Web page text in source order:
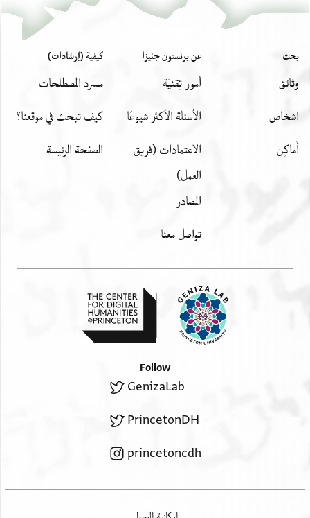
بحث
وثائق
اشخاص
أَماكِن
عن برنستون جنيزا
أمور تِقنيّة
الأسئلة الأكثر شيوعًا
الاعتمادات (فريق
العمل)
المصادر
تواصل معنا
كيفية (إرشادات)
مسرد المصطلحات
كيف تبحث في موقعنا؟
الصفحة الرئيسة
Follow
GenizaLab
PrincetonDH
princetoncdh